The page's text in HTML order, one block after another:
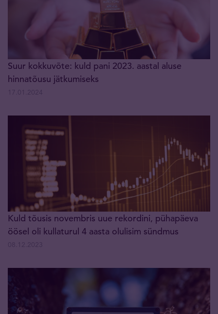
Suur kokkuvõte: kuld pani 2023. aastal aluse
hinnatõusu jätkumiseks
Kuld tõusis novembris uue rekordini, pühapäeva
öösel oli kullaturul 4 aasta olulisim sündmus